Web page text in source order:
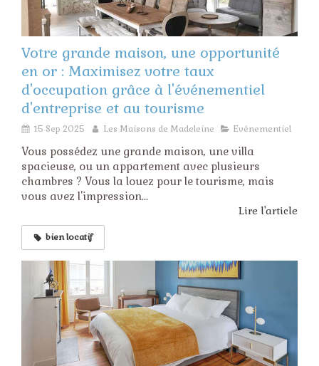
Votre grande maison, une opportunité
en or : Maximisez votre taux
d'occupation grâce à l'événementiel
d'entreprise et au tourisme
15 Sep 2025 Les Maisons de Madeleine Evénementiel
Vous possédez une grande maison, une villa
spacieuse, ou un appartement avec plusieurs
chambres ? Vous la louez pour le tourisme, mais
vous avez l'impression...
Lire l'article
bien locatif